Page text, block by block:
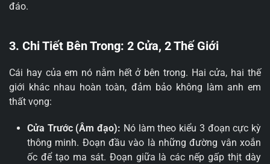
đáo.
3. Chi Tiết Bên Trong: 2 Cửa, 2 Thế Giới
Cái hay của em nó nằm hết ở bên trong. Hai cửa, hai thế
giới khác nhau hoàn toàn, đảm bảo không làm anh em
thất vọng:
Cửa Trước (Âm đạo): Nó làm theo kiểu 3 đoạn cực kỳ
thông minh. Đoạn đầu vào là những đường vân xoắn
ốc để tạo ma sát. Đoạn giữa là các nếp gấp thịt dày